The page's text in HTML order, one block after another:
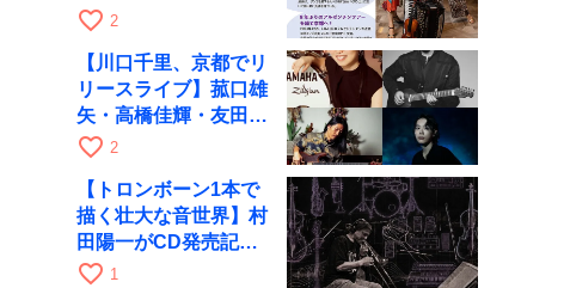
ゴスが10月9日にRAG
favorite_border 2
【川口千里、京都でリ
リースライブ】菰口雄
矢・高橋佳輝・友田ジ
ュンと9月28日にRAG
favorite_border 2
【トロンボーン1本で
描く壮大な音世界】村
田陽一がCD発売記念
ツアーで9月4日に京
favorite_border 1